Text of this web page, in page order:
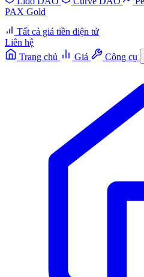
PAX Gold
Tất cả giá tiền điện tử
Liên hệ
Trang chủ
Giá Công cụ